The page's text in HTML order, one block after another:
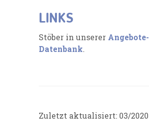
LINKS
Stöber in unserer Angebote-
Datenbank.
Zuletzt aktualisiert: 03/2020